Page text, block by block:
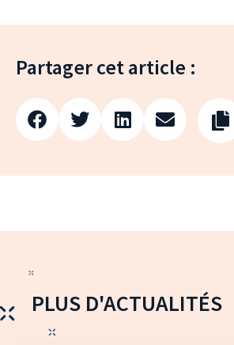
Partager cet article :
PLUS D'ACTUALITÉS